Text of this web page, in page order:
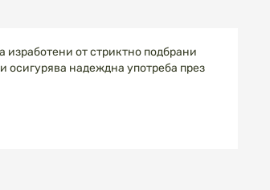
изработени от стриктно подбрани
осигурява надеждна употреба през